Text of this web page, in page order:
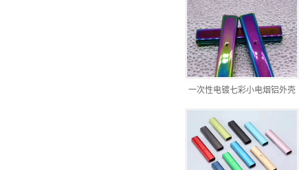
一次性电镀七彩小电烟铝外壳